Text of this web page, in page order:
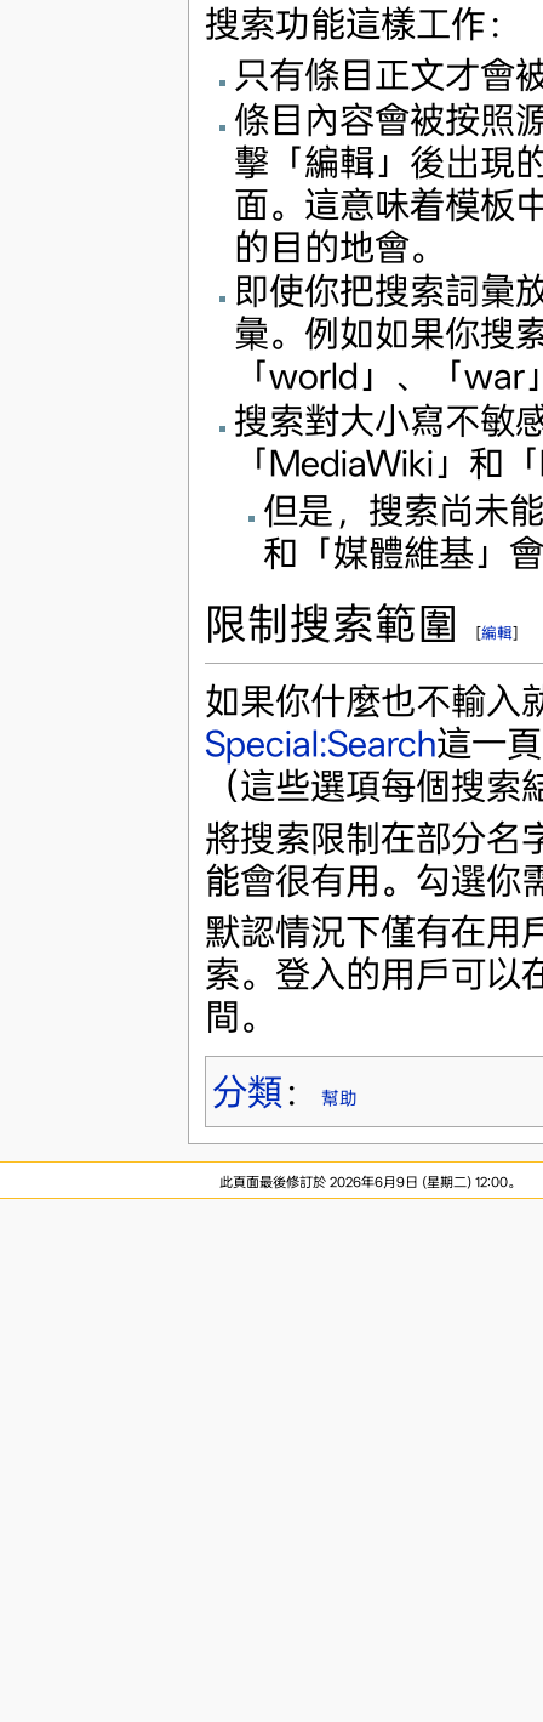
搜索功能這樣工作：
只有條目正文才
條目內容會被按照
擊「編輯」後出現
面。這意味着模板
的目的地會。
即使你把搜索詞彙
彙。例如如果你搜
「world」、「
搜索對大小寫不敏
「MediaWiki」和
但是，搜索尚未
和「媒體維基」
限制搜索範圍 [編輯]
如果你什麼也不輸入
Special:Search這一
（這些選項每個搜
將搜索限制在部分名
能會很有用。勾選你
默認情況下僅有在用
索。登入的用戶可以
間。
分類 ： 幫助
此頁面最後修訂於 2026年6月9日 (星期二) 12:00。